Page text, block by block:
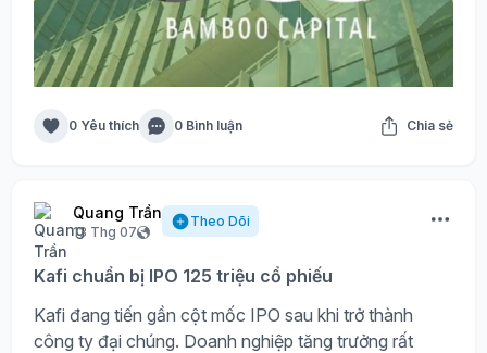
0 Yêu thích 0 Bình luận Chia sẻ
Quang Trần
13 Thg 07
Theo Dõi
Kafi chuẩn bị IPO 125 triệu cổ phiếu
Kafi đang tiến gần cột mốc IPO sau khi trở thành
công ty đại chúng. Doanh nghiệp tăng trưởng rất